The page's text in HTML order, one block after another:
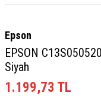
Epson
EPSON
Siyah
1.199,73 TL